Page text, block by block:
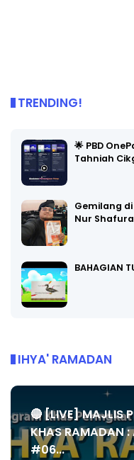
TRENDING!
🌟 PBD
Tahniah
Gemilang
Nur
BAHAGIAN
IHYA' RAMADAN
🔴 [LIVE] MAJLIS
KHAS RAMADAN
#06...